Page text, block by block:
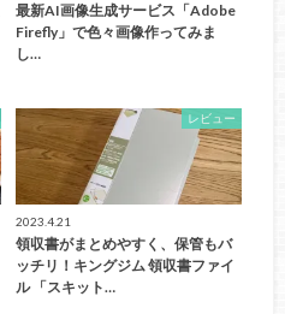
最新AI画像生成サービス「Adobe
Firefly」で色々画像作ってみま
し…
レビュー
2023.4.21
領収書がまとめやすく、保管もバ
ッチリ！キングジム 領収書ファイ
ル 「スキット…